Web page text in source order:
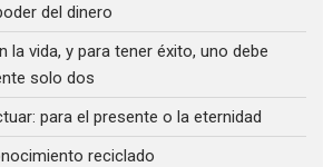
del dinero
la vida, y para tener éxito, uno debe
solo dos
para el presente o la eternidad
reciclado